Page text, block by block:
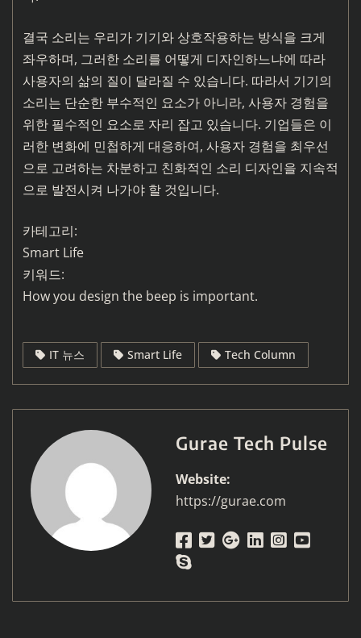
결국 소리는 우리가 기기와 상호작용하는 방식을 크게
좌우하며, 그러한 소리를 어떻게 디자인하느냐에 따라
사용자의 삶의 질이 달라질 수 있습니다. 따라서 기기의
소리는 단순한 부수적인 요소가 아니라, 사용자 경험을
위한 필수적인 요소로 자리 잡고 있습니다. 기업들은 이
러한 변화에 민첩하게 대응하여, 사용자 경험을 최우선
으로 고려하는 차분하고 친화적인 소리 디자인을 지속적
으로 발전시켜 나가야 할 것입니다.
카테고리:
Smart Life
키워드:
How you design the beep is important.
IT 뉴스 Smart Life Tech Column
Gurae Tech Pulse
Website:
https://gurae.com